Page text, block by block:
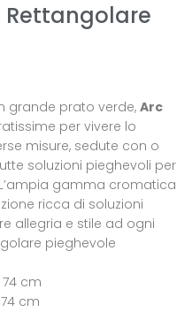
Rettangolare
grande prato verde, Arc
per vivere lo
misure, sedute con o
soluzioni pieghevoli per
gamma cromatica
ricca di soluzioni
allegria e stile ad ogni
pieghevole
74 cm
74 cm